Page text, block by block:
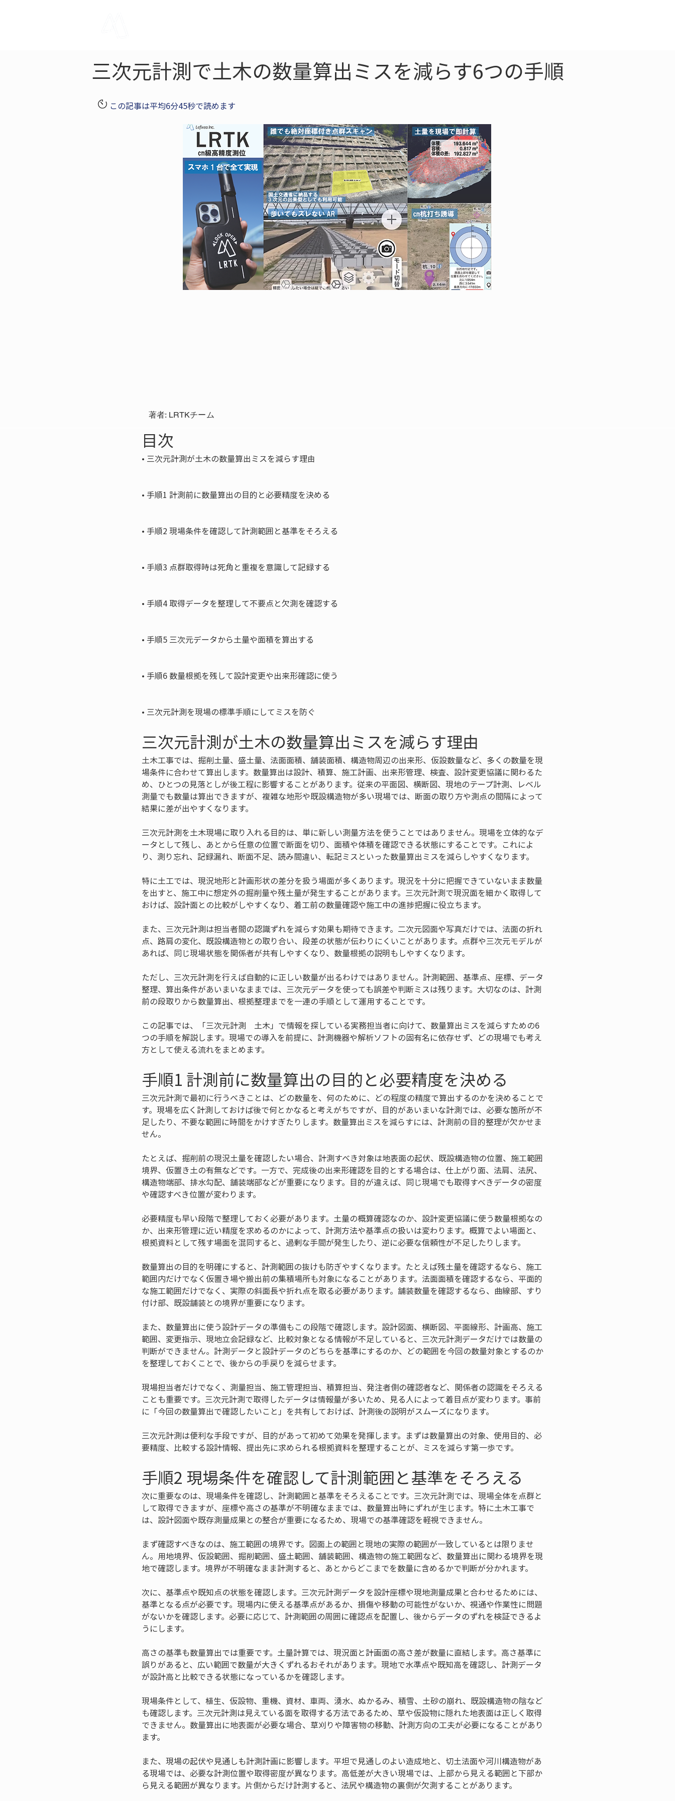
三次元計測で土木の数量算出ミスを減らす6つの手順
この記事は平均6分45秒で読めます
著者: LRTKチーム
目次
• 三次元計測が土木の数量算出ミスを減らす理由
• 手順1 計測前に数量算出の目的と必要精度を決める
• 手順2 現場条件を確認して計測範囲と基準をそろえる
• 手順3 点群取得時は死角と重複を意識して記録する
• 手順4 取得データを整理して不要点と欠測を確認する
• 手順5 三次元データから土量や面積を算出する
• 手順6 数量根拠を残して設計変更や出来形確認に使う
• 三次元計測を現場の標準手順にしてミスを防ぐ
三次元計測が土木の数量算出ミスを減らす理由
土木工事では、掘削土量、盛土量、法面面積、舗装面積、構造物周辺の出来形、仮設数量など、多くの数量を現
場条件に合わせて算出します。数量算出は設計、積算、施工計画、出来形管理、検査、設計変更協議に関わるた
め、ひとつの見落としが後工程に影響することがあります。従来の平面図、横断図、現地のテープ計測、レベル
測量でも数量は算出できますが、複雑な地形や既設構造物が多い現場では、断面の取り方や測点の間隔によって
結果に差が出やすくなります。
三次元計測を土木現場に取り入れる目的は、単に新しい測量方法を使うことではありません。現場を立体的なデ
ータとして残し、あとから任意の位置で断面を切り、面積や体積を確認できる状態にすることです。これによ
り、測り忘れ、記録漏れ、断面不足、読み間違い、転記ミスといった数量算出ミスを減らしやすくなります。
特に土工では、現況地形と計画形状の差分を扱う場面が多くあります。現況を十分に把握できていないまま数量
を出すと、施工中に想定外の掘削量や残土量が発生することがあります。三次元計測で現況面を細かく取得して
おけば、設計面との比較がしやすくなり、着工前の数量確認や施工中の進捗把握に役立ちます。
また、三次元計測は担当者間の認識ずれを減らす効果も期待できます。二次元図面や写真だけでは、法面の折れ
点、路肩の変化、既設構造物との取り合い、段差の状態が伝わりにくいことがあります。点群や三次元モデルが
あれば、同じ現場状態を関係者が共有しやすくなり、数量根拠の説明もしやすくなります。
ただし、三次元計測を行えば自動的に正しい数量が出るわけではありません。計測範囲、基準点、座標、データ
整理、算出条件があいまいなままでは、三次元データを使っても誤差や判断ミスは残ります。大切なのは、計測
前の段取りから数量算出、根拠整理までを一連の手順として運用することです。
この記事では、「三次元計測　土木」で情報を探している実務担当者に向けて、数量算出ミスを減らすための6
つの手順を解説します。現場での導入を前提に、計測機器や解析ソフトの固有名に依存せず、どの現場でも考え
方として使える流れをまとめます。
手順1 計測前に数量算出の目的と必要精度を決める
三次元計測で最初に行うべきことは、どの数量を、何のために、どの程度の精度で算出するのかを決めることで
す。現場を広く計測しておけば後で何とかなると考えがちですが、目的があいまいな計測では、必要な箇所が不
足したり、不要な範囲に時間をかけすぎたりします。数量算出ミスを減らすには、計測前の目的整理が欠かせま
せん。
たとえば、掘削前の現況土量を確認したい場合、計測すべき対象は地表面の起伏、既設構造物の位置、施工範囲
境界、仮置き土の有無などです。一方で、完成後の出来形確認を目的とする場合は、仕上がり面、法肩、法尻、
構造物端部、排水勾配、舗装端部などが重要になります。目的が違えば、同じ現場でも取得すべきデータの密度
や確認すべき位置が変わります。
必要精度も早い段階で整理しておく必要があります。土量の概算確認なのか、設計変更協議に使う数量根拠なの
か、出来形管理に近い精度を求めるのかによって、計測方法や基準点の扱いは変わります。概算でよい場面と、
根拠資料として残す場面を混同すると、過剰な手間が発生したり、逆に必要な信頼性が不足したりします。
数量算出の目的を明確にすると、計測範囲の抜けも防ぎやすくなります。たとえば残土量を確認するなら、施工
範囲内だけでなく仮置き場や搬出前の集積場所も対象になることがあります。法面面積を確認するなら、平面的
な施工範囲だけでなく、実際の斜面長や折れ点を取る必要があります。舗装数量を確認するなら、曲線部、すり
付け部、既設舗装との境界が重要になります。
また、数量算出に使う設計データの準備もこの段階で確認します。設計図面、横断図、平面線形、計画高、施工
範囲、変更指示、現地立会記録など、比較対象となる情報が不足していると、三次元計測データだけでは数量の
判断ができません。計測データと設計データのどちらを基準にするのか、どの範囲を今回の数量対象とするのか
を整理しておくことで、後からの手戻りを減らせます。
現場担当者だけでなく、測量担当、施工管理担当、積算担当、発注者側の確認者など、関係者の認識をそろえる
ことも重要です。三次元計測で取得したデータは情報量が多いため、見る人によって着目点が変わります。事前
に「今回の数量算出で確認したいこと」を共有しておけば、計測後の説明がスムーズになります。
三次元計測は便利な手段ですが、目的があって初めて効果を発揮します。まずは数量算出の対象、使用目的、必
要精度、比較する設計情報、提出先に求められる根拠資料を整理することが、ミスを減らす第一歩です。
手順2 現場条件を確認して計測範囲と基準をそろえる
次に重要なのは、現場条件を確認し、計測範囲と基準をそろえることです。三次元計測では、現場全体を点群と
して取得できますが、座標や高さの基準が不明確なままでは、数量算出時にずれが生じます。特に土木工事で
は、設計図面や既存測量成果との整合が重要になるため、現場での基準確認を軽視できません。
まず確認すべきなのは、施工範囲の境界です。図面上の範囲と現地の実際の範囲が一致しているとは限りませ
ん。用地境界、仮設範囲、掘削範囲、盛土範囲、舗装範囲、構造物の施工範囲など、数量算出に関わる境界を現
地で確認します。境界が不明確なまま計測すると、あとからどこまでを数量に含めるかで判断が分かれます。
次に、基準点や既知点の状態を確認します。三次元計測データを設計座標や現地測量成果と合わせるためには、
基準となる点が必要です。現場内に使える基準点があるか、損傷や移動の可能性がないか、視通や作業性に問題
がないかを確認します。必要に応じて、計測範囲の周囲に確認点を配置し、後からデータのずれを検証できるよ
うにします。
高さの基準も数量算出では重要です。土量計算では、現況面と計画面の高さ差が数量に直結します。高さ基準に
誤りがあると、広い範囲で数量が大きくずれるおそれがあります。現地で水準点や既知高を確認し、計測データ
が設計高と比較できる状態になっているかを確認します。
現場条件として、植生、仮設物、重機、資材、車両、湧水、ぬかるみ、積雪、土砂の崩れ、既設構造物の陰など
も確認します。三次元計測は見えている面を取得する方法であるため、草や仮設物に隠れた地表面は正しく取得
できません。数量算出に地表面が必要な場合、草刈りや障害物の移動、計測方向の工夫が必要になることがあり
ます。
また、現場の起伏や見通しも計測計画に影響します。平坦で見通しのよい造成地と、切土法面や河川構造物があ
る現場では、必要な計測位置や取得密度が異なります。高低差が大きい現場では、上部から見える範囲と下部か
ら見える範囲が異なります。片側からだけ計測すると、法尻や構造物の裏側が欠測することがあります。